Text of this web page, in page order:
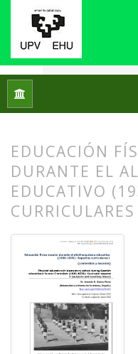
Inicio
EDUCACIÓN
DURANTE EL
EDUCATIVO
CURRICULARES